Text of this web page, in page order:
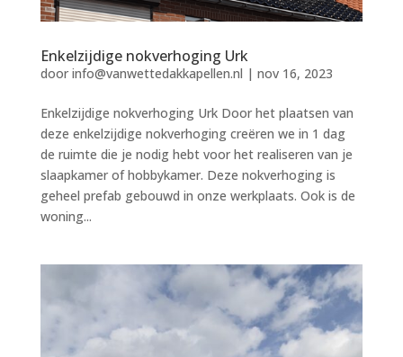
Enkelzijdige nokverhoging Urk
door info@vanwettedakkapellen.nl | nov 16, 2023
Enkelzijdige nokverhoging Urk Door het plaatsen van
deze enkelzijdige nokverhoging creëren we in 1 dag
de ruimte die je nodig hebt voor het realiseren van je
slaapkamer of hobbykamer. Deze nokverhoging is
geheel prefab gebouwd in onze werkplaats. Ook is de
woning...